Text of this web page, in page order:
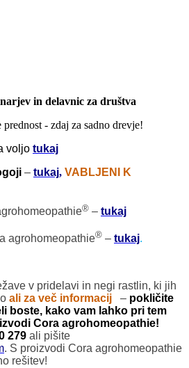
in delavnic za društva
voljo tukaj
– tukaj, VABLJENI K
® – tukaj
agrohomeopathie® – tukaj.
v pridelavi in negi rastlin, ki jih
ali za več informacij – pokličite
boste, kako vam lahko pri tem
Cora agrohomeopathie!
279 ali pišite
. S proizvodi Cora agrohomeopathie
rešitev!